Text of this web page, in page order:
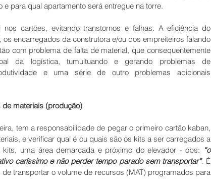
para qual apartamento será entregue na torre.
nos cartões, evitando transtornos e falhas. A eficiência do
encarregados da construtora e/ou dos empreiteiros falando
com problema de falta de material, que consequentemente
da logística, tumultuando e gerando problemas de
e uma série de outro problemas adicionais
de materiais (produção)
tem a responsabilidade de pegar o primeiro cartão kaban,
e verificar qual é ou quais são os kits a ser carregados a
uma área demarcada e próximo do elevador - obs: “o
caríssimo e não perder tempo parado sem transportar”. É
transportar o volume de recursos (MAT) programados para